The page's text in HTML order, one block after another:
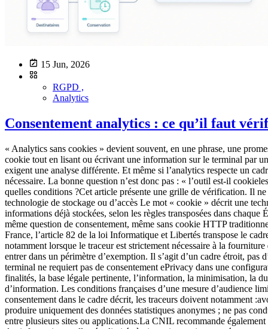
15 Jun, 2026
RGPD ,
Analytics
Consentement analytics : ce qu’il faut
« Analytics sans cookies » devient souvent, en une phrase, une promesse d’absence de consentement, puis de site sans bannière. Ces trois affirmations ne sont pas équivalentes. Un outil peut ne pas déposer de cookie tout en lisant ou écrivant une information sur le terminal par un autre mécanisme. Une solution peut proposer une configuration de mesure d’audience limitée, tandis que d’autres modules du même produit exigent une analyse différente. Et même si l’analytics respecte un cadre strict, un site peut charger des vidéos, formulaires, pixels publicitaires ou outils de support qui rendent une interface de consentement nécessaire. La bonne question n’est donc pas : « l’outil est-il cookieless ? » Elle est :Quels traitements et traceurs sont effectivement déployés sur ce site, dans cette configuration, pour quelles finalités et sous quelles conditions ?Cet article présente une grille de vérification. Il ne constitue pas un avis juridique et doit être adapté aux pays, aux usages et à la configuration du site. Trois couches à ne pas confondre 1. La technologie de stockage ou d’accès Le mot « cookie » décrit une technique parmi d’autres. Le cadre ePrivacy vise plus largement le stockage d’informations dans le terminal d’un utilisateur ou l’accès à des informations déjà stockées, selon les règles transposées dans chaque État. Des identifiants en local storage, certains pixels, SDK, mécanismes de fingerprinting ou autres accès au terminal peuvent donc poser la même question de consentement, même sans cookie HTTP traditionnel. Cookieless décrit une caractéristique technique. Ce n’est pas une qualification juridique complète. 2. Le régime ePrivacy des traceurs En France, l’article 82 de la loi Informatique et Libertés transpose le cadre relatif aux traceurs. Le principe est l’information et le consentement préalable pour les opérations concernées, avec des exceptions notamment lorsque le traceur est strictement nécessaire à la fourniture d’un service expressément demandé. La CNIL décrit aussi des conditions sous lesquelles certains traceurs de mesure d’audience peuvent entrer dans un périmètre d’exemption. Il s’agit d’un cadre étroit, pas d’une exemption générale pour toute analytics. 3. Le traitement de données personnelles au titre du RGPD Même lorsqu’une opération sur le terminal ne requiert pas de consentement ePrivacy dans une configuration donnée, le traitement peut rester soumis au RGPD s’il porte sur des données personnelles. Il faut alors documenter notamment les finalités, la base légale pertinente, l’information, la minimisation, la durée, les destinataires, les transferts, la sécurité et les droits. L’absence de bannière ne signifie donc ni absence de traitement, ni absence d’information. Les conditions françaises d’une mesure d’audience limitée La CNIL indique que, pour être limités à ce qui est strictement nécessaire à la fourniture du service et pouvoir être exemptés de consentement dans le cadre décrit, les traceurs doivent notamment :avoir une finalité strictement limitée à la mesure de l’audience du site ou de l’application ; être utilisés pour le compte exclusif de l’éditeur ; produire uniquement des données statistiques anonymes ; ne pas conduire à un recoupement avec